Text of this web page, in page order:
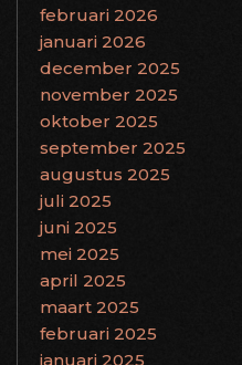
februari 2026
januari 2026
december 2025
november 2025
oktober 2025
september 2025
augustus 2025
juli 2025
juni 2025
mei 2025
april 2025
maart 2025
februari 2025
januari 2025